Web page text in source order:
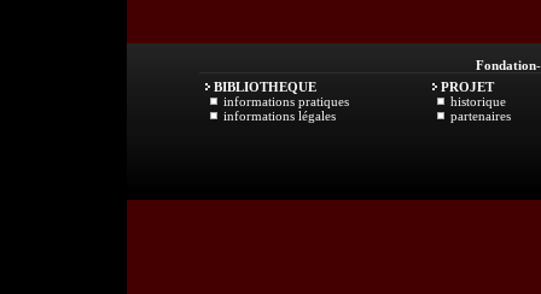
Fondation
BIBLIOTHEQUE
informations pratiques
informations légales
PROJET
historique
partenaires